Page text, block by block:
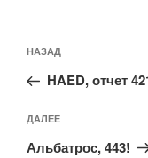
по
записям
Предыдущая
запись:
НАЗАД
HAED, отчет
Следующая
запись
ДАЛЕЕ
Альбатрос, 443!